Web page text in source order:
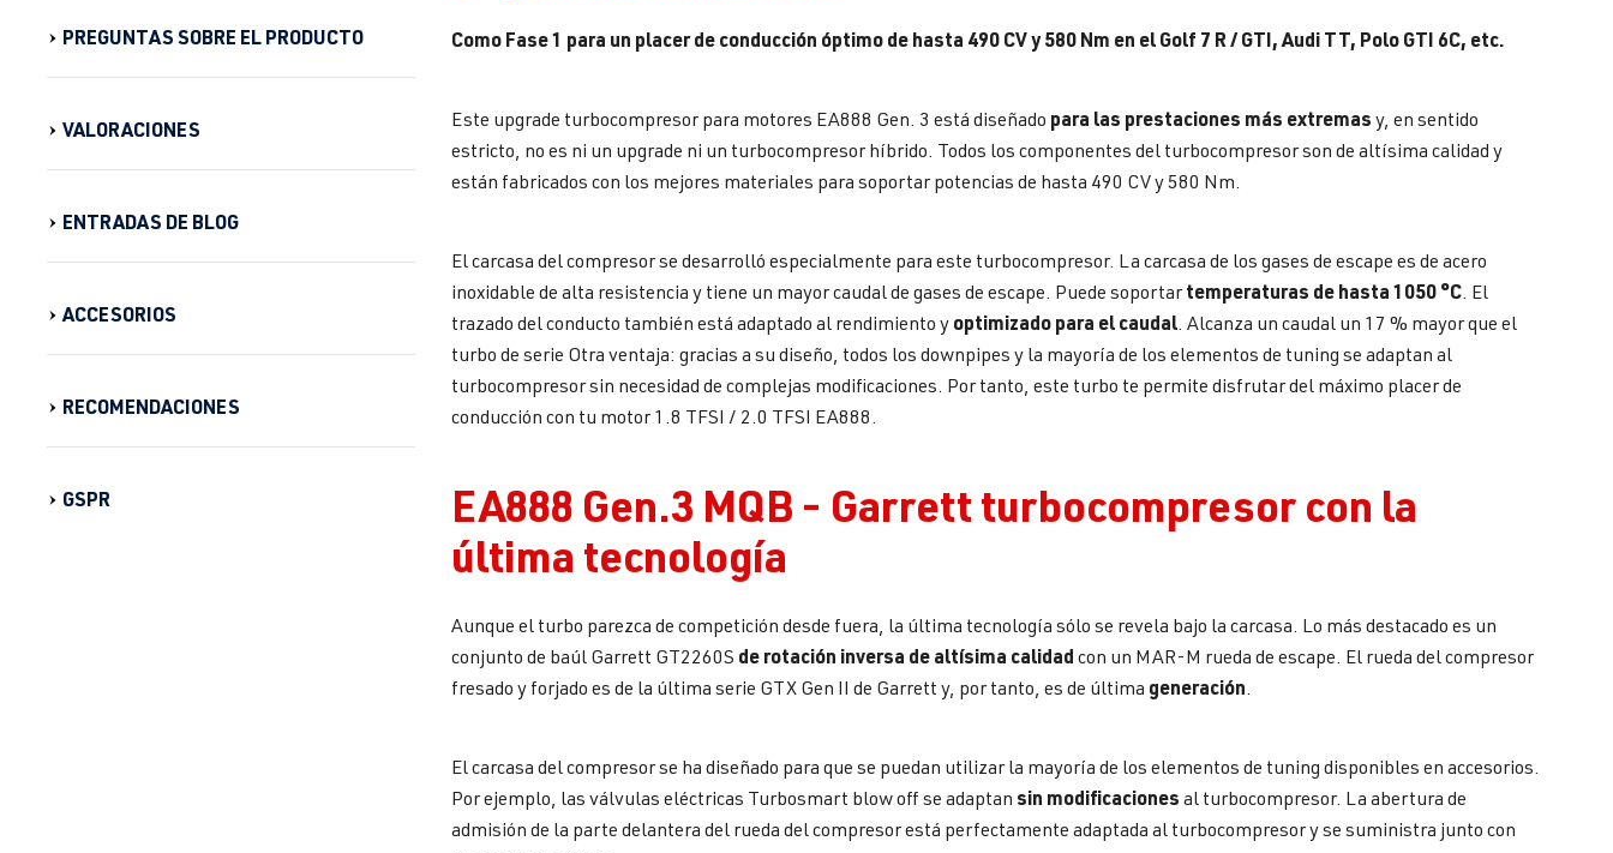
PREGUNTAS SOBRE EL PRODUCTO
VALORACIONES
ENTRADAS DE BLOG
ACCESORIOS
RECOMENDACIONES
GSPR
Como Fase 1 para un placer de conducción óptimo de hasta 490 CV y 580 Nm en el Golf 7 R / GTI, Audi TT, Polo GTI 6C, etc.
Este upgrade turbocompresor para motores EA888 Gen. 3 está diseñado para las prestaciones más extremas y, en sentido
estricto, no es ni un upgrade ni un turbocompresor híbrido. Todos los componentes del turbocompresor son de altísima calidad y
están fabricados con los mejores materiales para soportar potencias de hasta 490 CV y 580 Nm.
El carcasa del compresor se desarrolló especialmente para este turbocompresor. La carcasa de los gases de escape es de acero
inoxidable de alta resistencia y tiene un mayor caudal de gases de escape. Puede soportartemperaturas de hasta 1050 °C. El
trazado del conducto también está adaptado al rendimiento y optimizado para el caudal. Alcanza un caudal un 17 % mayor que el
turbo de serie Otra ventaja: gracias a su diseño, todos los downpipes y la mayoría de los elementos de tuning se adaptan al
turbocompresor sin necesidad de complejas modificaciones. Por tanto, este turbo te permite disfrutar del máximo placer de
conducción con tu motor 1.8 TFSI / 2.0 TFSI EA888.
EA888 Gen.3 MQB - Garrett turbocompresor con la
última tecnología
Aunque el turbo parezca de competición desde fuera, la última tecnología sólo se revela bajo la carcasa. Lo más destacado es un
conjunto de baúl Garrett GT2260S de rotación inversa de altísima calidad con un MAR-M rueda de escape. El rueda del compresor
fresado y forjado es de la última serie GTX Gen II de Garrett y, por tanto, es de última generación.
El carcasa del compresor se ha diseñado para que se puedan utilizar la mayoría de los elementos de tuning disponibles en accesorios.
Por ejemplo, las válvulas eléctricas Turbosmart blow off se adaptan sin modificaciones al turbocompresor. La abertura de
admisión de la parte delantera del rueda del compresor está perfectamente adaptada al turbocompresor y se suministra junto con